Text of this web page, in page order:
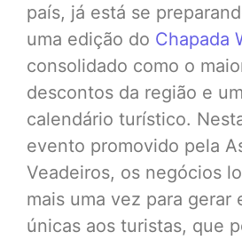
país, já está se
uma edição do Chapada
consolidado como o
descontos da região e
calendário turístico.
evento promovido pela
Veadeiros, os negócios
mais uma vez para gerar
únicas aos turistas, que